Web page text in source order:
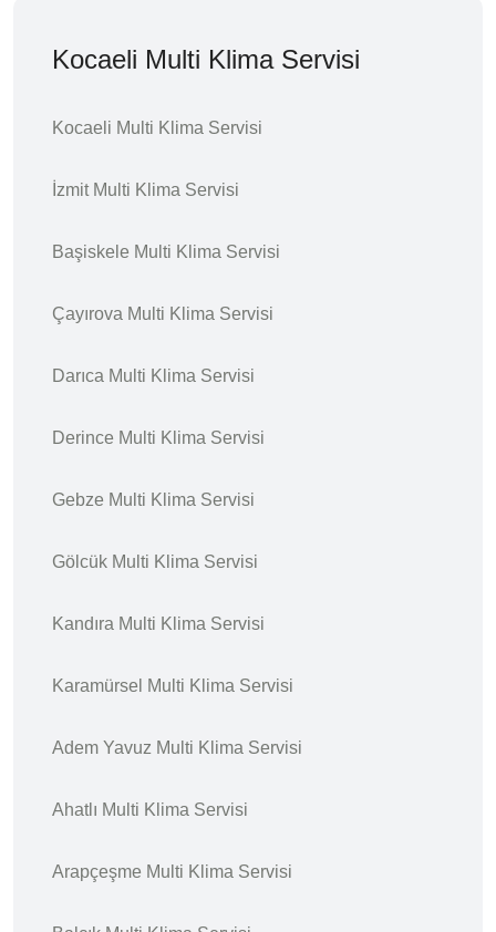
Kocaeli Multi Klima Servisi
Kocaeli Multi Klima Servisi
İzmit Multi Klima Servisi
Başiskele Multi Klima Servisi
Çayırova Multi Klima Servisi
Darıca Multi Klima Servisi
Derince Multi Klima Servisi
Gebze Multi Klima Servisi
Gölcük Multi Klima Servisi
Kandıra Multi Klima Servisi
Karamürsel Multi Klima Servisi
Adem Yavuz Multi Klima Servisi
Ahatlı Multi Klima Servisi
Arapçeşme Multi Klima Servisi